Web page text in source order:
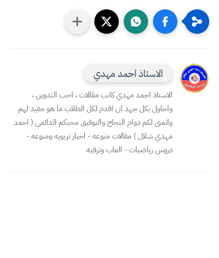
الاستاذ احمد مهدي
الاستاذ احمد مهدي كاتب مقالات ، احب التدوين ،
واحاول بكل جهد ان اقدم لكل الطلاب ما هو مفيد لهم
واتمنى لكم دوام النجاح والتوفيق محبكم الدائمي ( احمد
مهدي شلال ) مقالات منوعه - اخبار تربويه ومنوعه -
دروس رياضيات - العاب وترفيه